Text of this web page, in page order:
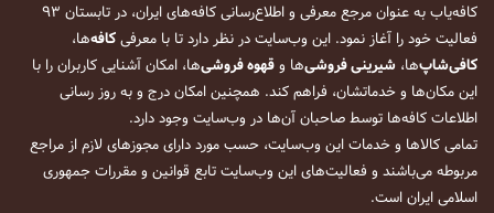
کافه‌یاب به عنوان مرجع معرفی و اطلاع‌رسانی کافه‌های ایران، در تابستان ۹۳
فعالیت خود را آغاز نمود. این وب‌سایت در نظر دارد تا با معرفیکافه‌ها،
کافی‌شاپ‌ها، شیرینی فروشی‌ها وقهوه فروشی‌ها، امکان آشنایی کاربران را با
این مکان‌ها و خدماتشان، فراهم کند. همچنین امکان درج و به روز رسانی
اطلاعات کافه‌ها توسط صاحبان آن‌ها در وب‌سایت وجود دارد.
تمامی کالاها و خدمات این وب‌سایت، حسب مورد دارای مجوزهای لازم از مراجع
مربوطه می‌باشند و فعالیت‌های این وب‌سایت تابع قوانین و مقررات جمهوری
اسلامی ایران است.